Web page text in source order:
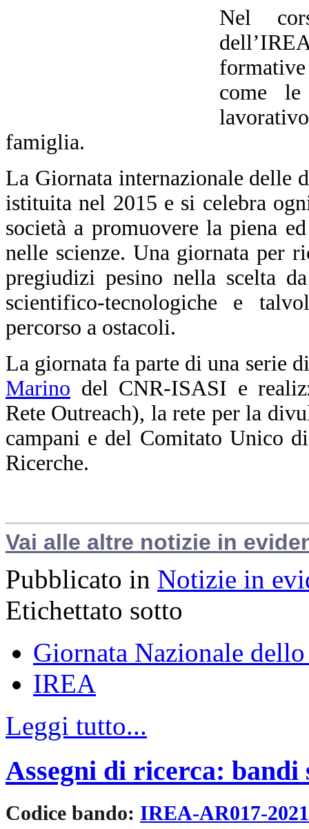
Nel
come le
famiglia.
La Giornata internazionale delle
istituita nel 2015 e si celebra
società a promuovere la piena
nelle scienze. Una giornata per
pregiudizi pesino nella scelta
scientifico-tecnologiche e
percorso a ostacoli.
La giornata fa parte di una serie
Marino del CNR-ISASI e
Rete Outreach), la rete per la
campani e del Comitato Unico
Ricerche.
Vai alle altre notizie in
Pubblicato in Notizie in
Etichettato sotto
Giornata Nazionale
IREA
Leggi tutto...
Assegni di ricerca: bandi
Codice bando: IREA-AR017-